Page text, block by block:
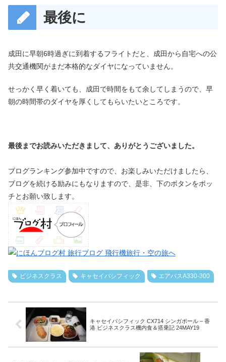
最後に
成田に早朝6時過ぎに到着するフライトだと、成田から自宅への公
共交通機関がまだ本格的なダイヤになっていません。
せっかく早く着いても、成田で時間をもて余してしまうので、早
朝の時間帯のダイヤを厚くしてもらいたいところです。
最後までお読みいただきまして、ありがとうございました。
ブログランキング参加中ですので、お楽しみいただけましたら、
ブログを続ける励みにもなりますので、是非、下のボタンをポッ
チとお願い致します。
ビジネスクラス キャセイパシフィック エアバスA330-300
キャセイパシフィック CX714 シンガポール – 香
港 ビジネスクラス機内食＆搭乗記 24MAY19